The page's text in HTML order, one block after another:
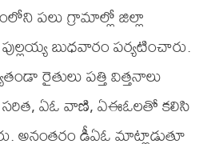
పలు గ్రామాల్లో జిల్లా
బుధవారం పర్యటించారు.
రైతులు పత్తి విత్తనాలు
ఏఓ వాణి, ఏఈఓలతో కలిసి
అనంతరం డీఏఓ మాట్లాడుతూ